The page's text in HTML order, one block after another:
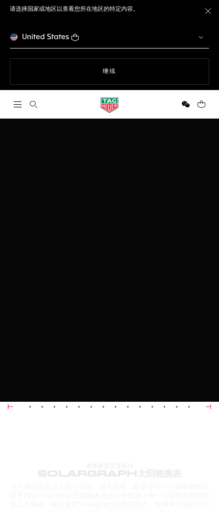
请选择国家或地区以查看您所在地区的特定内容。
United States
继续
打开搜索 微信 您的